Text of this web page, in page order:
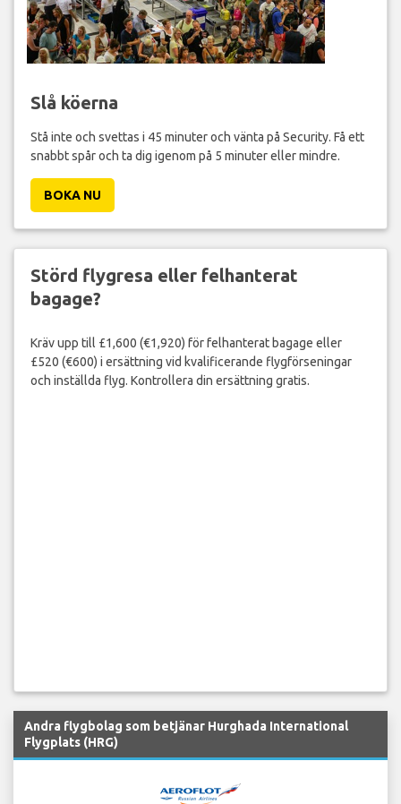
Slå köerna
Stå inte och svettas i 45 minuter och vänta på Security. Få ett
snabbt spår och ta dig igenom på 5 minuter eller mindre.
BOKA NU
Störd flygresa eller felhanterat
bagage?
Kräv upp till £1,600 (€1,920) för felhanterat bagage eller
£520 (€600) i ersättning vid kvalificerande flygförseningar
och inställda flyg. Kontrollera din ersättning gratis.
Andra flygbolag som betjänar Hurghada International
Flygplats (HRG)